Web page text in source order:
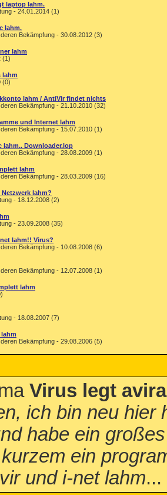
laptop lahm.
- 24.01.2014 (1)
lahm.
Bekämpfung - 30.08.2012 (3)
lahm
(1)
lahm
(0)
lahm / AntiVir findet nichts
Bekämpfung - 21.10.2010 (32)
und Internet lahm
Bekämpfung - 15.07.2010 (1)
lahm.. Downloader.lop
Bekämpfung - 28.08.2009 (1)
lahm
Bekämpfung - 28.03.2009 (16)
lahm?
- 18.12.2008 (2)
- 23.09.2008 (35)
lahm!! Virus?
Bekämpfung - 10.08.2008 (6)
Bekämpfung - 12.07.2008 (1)
lahm
- 18.08.2007 (7)
Bekämpfung - 29.08.2006 (5)
Virus legt
ich bin neu hier
habe ein
ein
und i-net lahm...